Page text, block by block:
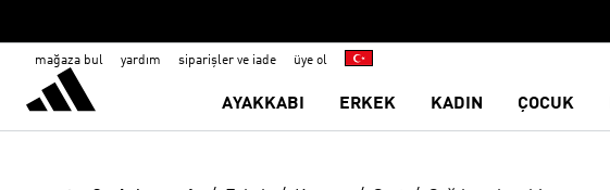
mağaza bul yardım siparişler ve iade üye ol
AYAKKABI ERKEK KADIN ÇOCUK